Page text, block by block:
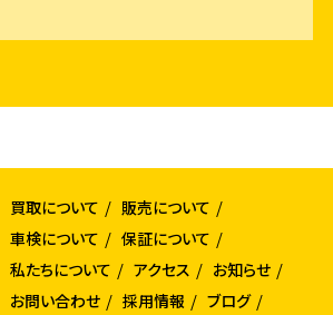
買取について
販売について
車検について
保証について
私たちについて
アクセス
お知らせ
お問い合わせ
採用情報 ブログ